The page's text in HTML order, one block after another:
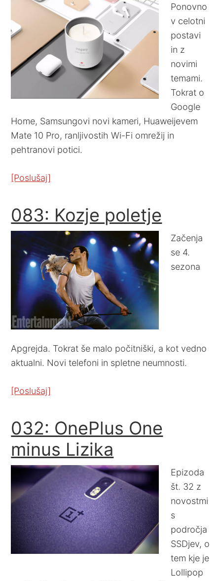
Ponovno
v celotni
postavi
in z
novimi
temami.
Tokrat o
Google
Home, Samsungovi novi kameri, Huaweijevem
Mate 10 Pro, ranljivostih Wi-Fi omrežij in
pehtranovi potici.
[Poslušaj]
083: Kozje poletje
Začenja
se 4.
sezona
Apgrejda. Tokrat še malo počitniški, a kot vedno
aktualni. Novi telefoni in spletne neumnosti.
[Poslušaj]
032: OnePlus One
minus Lizika
Epizoda
št. 32 z
novostmi
s
področja
SSDjev, o
tem kje je
Lollipop